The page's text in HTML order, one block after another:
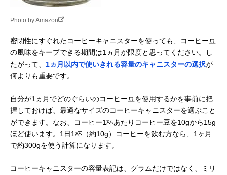
Photo by Amazon
密閉性にすぐれたコーヒーキャニスターを使っても、コーヒー豆
の風味をキープできる期間は1ヵ月が限度と思ってください。し
たがって、 1ヵ月以内で使いきれる容量のキャニスターの選択が
何よりも重要です。
自分が1ヵ月でどのぐらいのコーヒー豆を使用するかを事前に把
握しておけば、最適なサイズのコーヒーキャニスターを選ぶこと
ができます。なお、コーヒー1杯あたりコーヒー豆を10gから15g
ほど使います。1日1杯（約10g）コーヒーを飲む方なら、1ヶ月
で約300gを使う計算になります。
コーヒーキャニスターの容量表記は、グラムだけではなく、ミリ